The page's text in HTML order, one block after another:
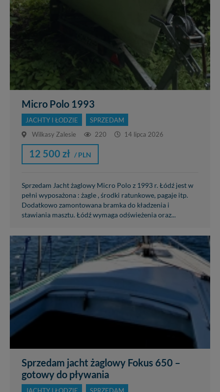
Micro Polo 1993
JACHTY I ŁODZIE
SPRZEDAM
Wilkasy Zalesie
220 14 lipca 2026
12 500 zł / PLN
Sprzedam Jacht żaglowy Micro Polo z 1993 r. Łódź jest w
pełni wyposażona : żagle , środki ratunkowe, pagaje itp.
Dodatkowo zamontowana bramka do kładzenia i
stawiania masztu. Łódź wymaga odświeżenia oraz...
Sprzedam jacht żaglowy Fokus 650 –
gotowy do pływania